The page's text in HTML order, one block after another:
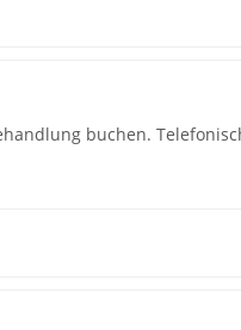
buchen.